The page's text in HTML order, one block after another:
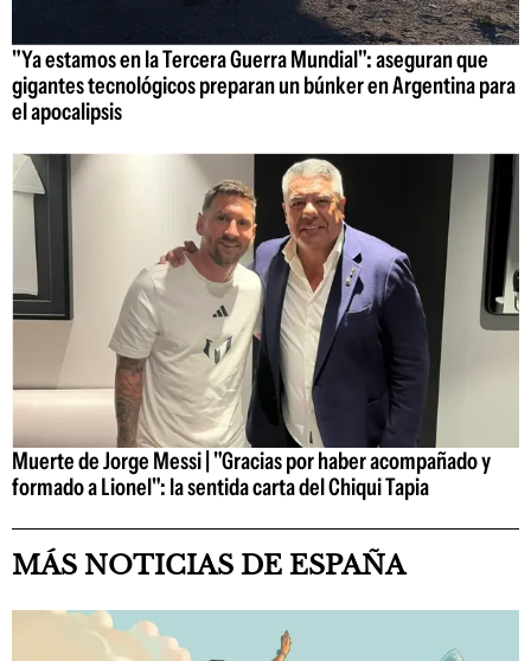
"Ya estamos en la Tercera Guerra Mundial": aseguran que
gigantes tecnológicos preparan un búnker en Argentina para
el apocalipsis
Muerte de Jorge Messi | "Gracias por haber acompañado y
formado a Lionel": la sentida carta del Chiqui Tapia
MÁS NOTICIAS DE ESPAÑA